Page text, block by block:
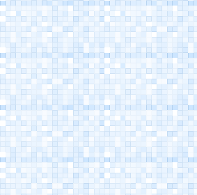
Porto Canale
Cesenatico
Museo della Marineria
Cesenatico
Casa Marino Moretti -
Cesenatico